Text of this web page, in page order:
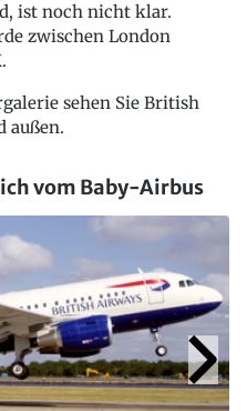
ist noch nicht klar.
zwischen London
sehen Sie British
außen.
vom Baby-Airbus